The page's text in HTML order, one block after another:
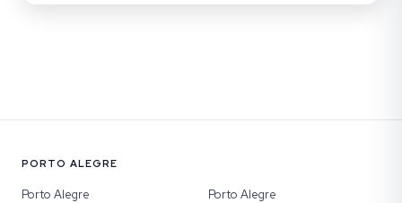
PORTO ALEGRE
Porto Alegre
Porto Alegre